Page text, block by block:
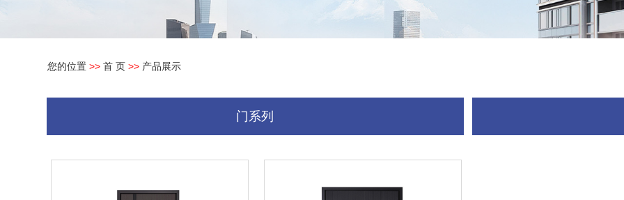
您的位置 >> 首 页 >>产品展示
门系列